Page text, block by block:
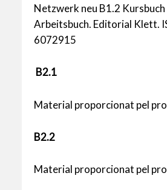
Netzwerk neu B1.2 Kursbuch
Arbeitsbuch. Editorial Klett.
6072915
B2.1
Material proporcionat pel
B2.2
Material proporcionat pel